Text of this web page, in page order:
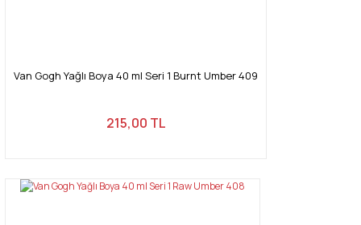
Van Gogh Yağlı Boya 40 ml Seri 1 Burnt Umber 409
215,00 TL